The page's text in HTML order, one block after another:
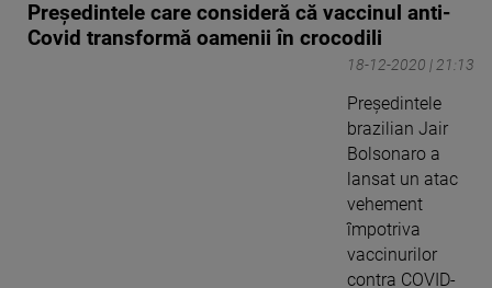
Președintele care consideră că vaccinul anti-
Covid transformă oamenii în crocodili
18-12-2020 | 21:13
Preşedintele
brazilian Jair
Bolsonaro a
lansat un atac
vehement
împotriva
vaccinurilor
contra COVID-